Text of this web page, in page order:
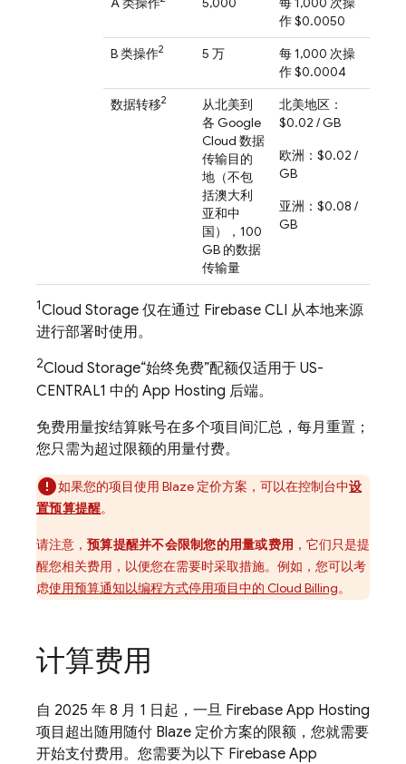
作 $0.0050
B 类操作2 5 万
每 1,000 次操
作 $0.0004
数据转移2
从北美到
各 Google
Cloud 数据
传输目的
地（不包
括澳大利
亚和中
国），100
GB 的数据
传输量
北美地区：
$0.02 / GB
欧洲：$0.02 /
GB
亚洲：$0.08 /
GB
1Cloud Storage 仅在通过 Firebase CLI 从本地来源
进行部署时使用。
2Cloud Storage“始终免费”配额仅适用于 US-
CENTRAL1 中的 App Hosting 后端。
免费用量按结算账号在多个项目间汇总，每月重置；
您只需为超过限额的用量付费。
如果您的项目使用 Blaze 定价方案，可以在控制台中设
置预算提醒。
请注意， 预算提醒并不会限制您的用量或费用 ，它们只是提
醒您相关费用，以便您在需要时采取措施。 例如，您可以考
虑使用预算通知以编程方式停用项目中的 Cloud Billing。
计算费用
自 2025 年 8 月 1 日起，一旦 Firebase App Hosting
项目超出随用随付 Blaze 定价方案的限额，您就需要
开始支付费用。您需要为以下 Firebase App